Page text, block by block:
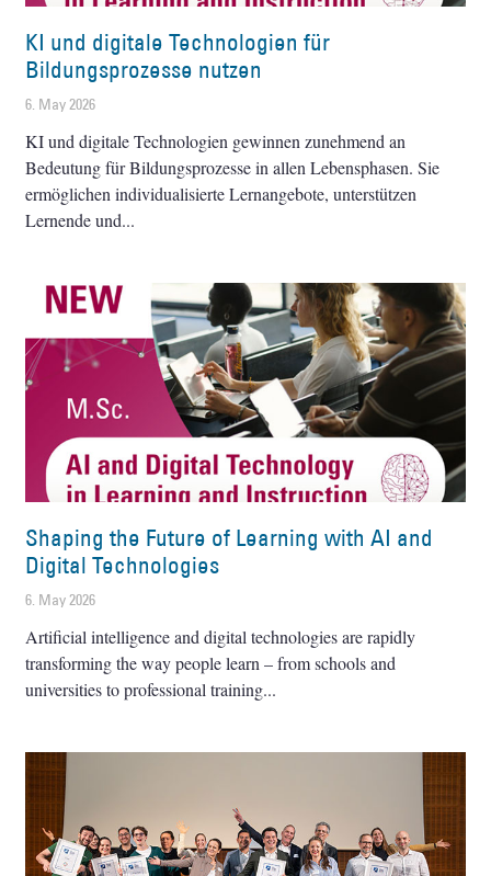
KI und digitale Technologien für
Bildungsprozesse nutzen
6. May 2026
KI und digitale Technologien gewinnen zunehmend an
Bedeutung für Bildungsprozesse in allen Lebensphasen. Sie
ermöglichen individualisierte Lernangebote, unterstützen
Lernende und
Shaping the Future of Learning with AI and
Digital Technologies
6. May 2026
Artificial intelligence and digital technologies are rapidly
transforming the way people learn – from schools and
universities to professional training